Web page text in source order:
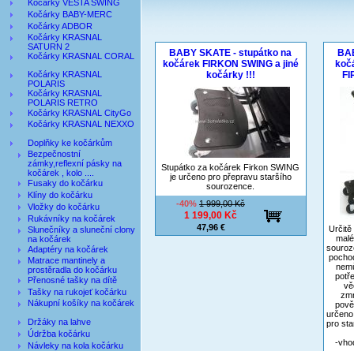
Kočárky VESTA SWING
Kočárky BABY-MERC
Kočárky ADBOR
Kočárky KRASNAL
SATURN 2
Kočárky KRASNAL CORAL
Kočárky KRASNAL
POLARIS
Kočárky KRASNAL
POLARIS RETRO
Kočárky KRASNAL CityGo
Kočárky KRASNAL NEXXO
Doplňky ke kočárkům
Bezpečnostní
zámky,reflexní pásky na
kočárek , kolo ....
Fusaky do kočárku
Klíny do kočárku
Vložky do kočárku
Rukávníky na kočárek
Slunečníky a sluneční clony
na kočárek
Adaptéry na kočárek
Matrace mantinely a
prostěradla do kočárku
Přenosné tašky na dítě
Tašky na rukojeť kočárku
Nákupní košíky na kočárek
Držáky na lahve
Údržba kočárku
Návleky na kola kočárku
BABY SKATE - stupátko na
kočárek FIRKON SWING a jiné
kočárky !!!
Stupátko za kočárek Firkon SWING
je určeno pro přepravu staršího
sourozence.
-40% 1 999,00 Kč
1 199,00 Kč
47,96 €
Určitě
pro
-